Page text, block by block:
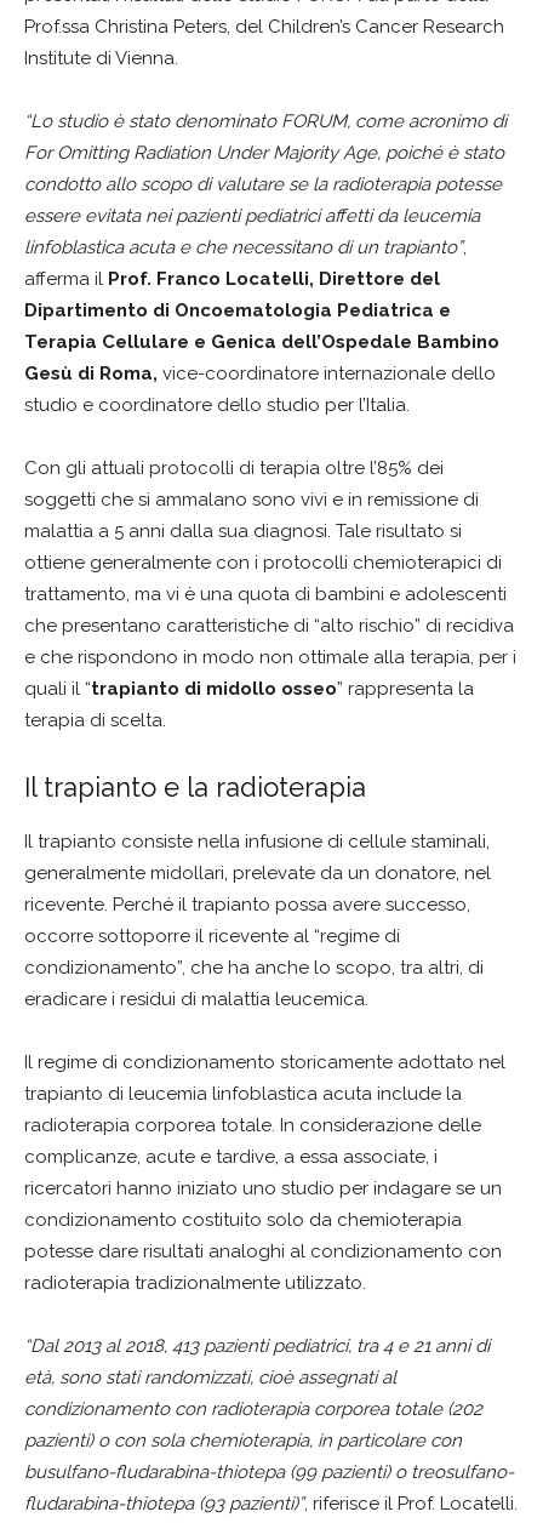
Prof.ssa Christina Peters, del Children’s Cancer Research
Institute di Vienna.
“Lo studio è stato denominato FORUM, come acronimo di
For Omitting Radiation Under Majority Age, poiché è stato
condotto allo scopo di valutare se la radioterapia potesse
essere evitata nei pazienti pediatrici affetti da leucemia
linfoblastica acuta e che necessitano di un trapianto”,
afferma il Prof. Franco Locatelli, Direttore del
Dipartimento di Oncoematologia Pediatrica e
Terapia Cellulare e Genica dell’Ospedale Bambino
Gesù di Roma, vice-coordinatore internazionale dello
studio e coordinatore dello studio per l’Italia.
Con gli attuali protocolli di terapia oltre l’85% dei
soggetti che si ammalano sono vivi e in remissione di
malattia a 5 anni dalla sua diagnosi. Tale risultato si
ottiene generalmente con i protocolli chemioterapici di
trattamento, ma vi è una quota di bambini e adolescenti
che presentano caratteristiche di “alto rischio” di recidiva
e che rispondono in modo non ottimale alla terapia, per i
quali il “trapianto di midollo osseo” rappresenta la
terapia di scelta.
Il trapianto e la radioterapia
Il trapianto consiste nella infusione di cellule staminali,
generalmente midollari, prelevate da un donatore, nel
ricevente. Perché il trapianto possa avere successo,
occorre sottoporre il ricevente al “regime di
condizionamento”, che ha anche lo scopo, tra altri, di
eradicare i residui di malattia leucemica.
Il regime di condizionamento storicamente adottato nel
trapianto di leucemia linfoblastica acuta include la
radioterapia corporea totale. In considerazione delle
complicanze, acute e tardive, a essa associate, i
ricercatori hanno iniziato uno studio per indagare se un
condizionamento costituito solo da chemioterapia
potesse dare risultati analoghi al condizionamento con
radioterapia tradizionalmente utilizzato.
“Dal 2013 al 2018, 413 pazienti pediatrici, tra 4 e 21 anni di
età, sono stati randomizzati, cioè assegnati al
condizionamento con radioterapia corporea totale (202
pazienti) o con sola chemioterapia, in particolare con
busulfano-fludarabina-thiotepa (99 pazienti) o treosulfano-
fludarabina-thiotepa (93 pazienti)”, riferisce il Prof. Locatelli.